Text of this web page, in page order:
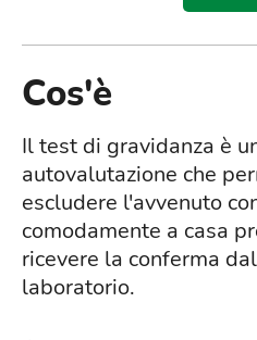
Cos'è
Il test di gravidanza è
autovalutazione che
escludere l'avvenuto
comodamente a casa
ricevere la conferma
laboratorio.